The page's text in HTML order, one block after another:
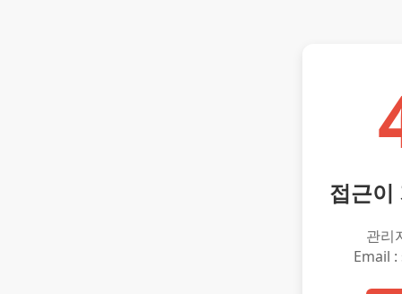
접근이
관리
Email